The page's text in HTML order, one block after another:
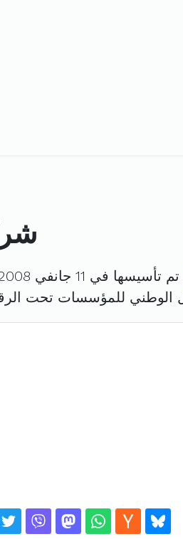
تأسيسها في 11 جانفي 2008 برأس مال قدره
الوطني للمؤسسات تحت